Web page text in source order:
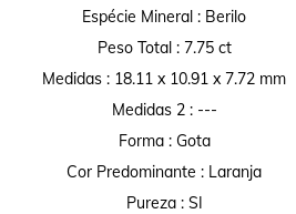
Espécie Mineral : Berilo
Peso Total : 7.75 ct
Medidas : 18.11 x 10.91 x 7.72 mm
Medidas 2 : ---
Forma : Gota
Cor Predominante : Laranja
Pureza : SI